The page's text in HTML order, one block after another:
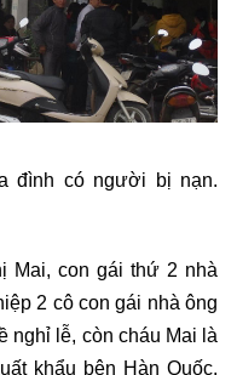
đình có người bị nạn.
Mai, con gái thứ 2 nhà
2 cô con gái nhà ông
nghỉ lễ, còn cháu Mai là
khẩu bên Hàn Quốc.